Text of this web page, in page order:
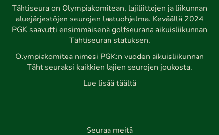
Tähtiseura on Olympiakomitean, lajiliittojen ja liikunnan
aluejärjestöjen seurojen laatuohjelma. Keväällä 2024
PGK saavutti ensimmäisenä golfseurana aikuisliikunnan
Tähtiseuran statuksen.
Olympiakomitea nimesi PGK:n vuoden aikuisliikunnan
Tähtiseuraksi kaikkien lajien seurojen joukosta.
Lue lisää täältä
Seuraa meitä